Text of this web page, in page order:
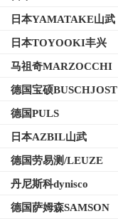
日本YAMATAKE山武
日本TOYOOKI丰兴
马祖奇MARZOCCHI
德国宝硕BUSCHJOST
德国PULS
日本AZBIL山武
德国劳易测/LEUZE
丹尼斯科dynisco
德国萨姆森SAMSON